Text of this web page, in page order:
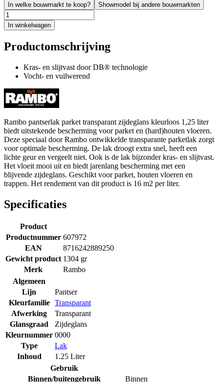
In welke bouwmarkt te koop? Showmodel bij andere bouwmarkten
In winkelwagen
Productomschrijving
Kras- en slijtvast door DB® technologie
Vocht- en vuilwerend
Rambo pantserlak parket transparant zijdeglans kleurloos 1,25 liter
biedt uitstekende bescherming voor parket en (hard)houten vloeren.
Deze speciaal door Rambo ontwikkelde transparante parketlak zorgt
voor optimale bescherming. De lak droogt extra snel, heeft een
lichte geur en vergeelt niet. Ook is de lak bijzonder kras- en slijtvast.
Het vloeit mooi uit en biedt jarenlang bescherming met een
blijvende zijdeglans. Geschikt voor parket, houten vloeren en
trappen. Het rendement van dit product is 16 m2 per liter.
Specificaties
Product
Productnummer 607972
EAN
8716242889250
Gewicht product 1304 gr
Merk
Rambo
Algemeen
Lijn
Pantser
Kleurfamilie
Transparant
Afwerking
Transparant
Glansgraad
Zijdeglans
Kleurnummer 0000
Type
Lak
Inhoud
1.25 Liter
Gebruik
Binnen/buitengebruik
Binnen